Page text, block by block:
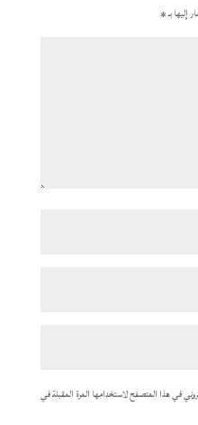
إليها بـ*
في هذا المتصفح لاستخدامها المرة المقبلة في